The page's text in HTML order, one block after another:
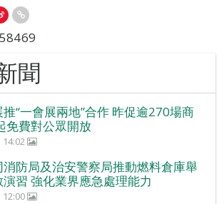
聞
“一會展兩地”合作 昨促逾270場商
免費對公眾開放
14:02
防局及治安警察局推動燃料倉庫舉
習 強化業界應急處理能力
12:00